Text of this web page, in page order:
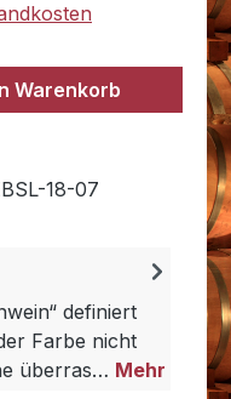
den
Warenkorb
18-07
definiert
Farbe nicht
überras… Mehr